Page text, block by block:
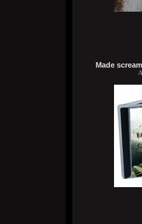
а видосы то
Сегодня
Ну лежит, то
typical
Сегодня
версус,слово
Made